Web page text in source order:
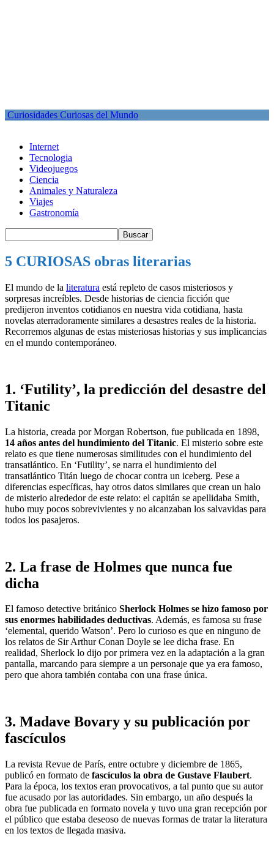
Curiosidades Curiosas del Mundo
Internet
Tecnologia
Videojuegos
Ciencia
Animales y Naturaleza
Viajes
Gastronomía
5 CURIOSAS obras literarias
El mundo de la literatura está repleto de casos misteriosos y
sorpresas increíbles. Desde historias de ciencia ficción que
predijeron inventos cotidianos en nuestra vida cotidiana, hasta
novelas aterradoramente similares a desastres reales de la historia.
Recorremos algunas de estas misteriosas historias y sus implicancias
en el mundo contemporáneo.
1. ‘Futility’, la predicción del desastre del
Titanic
La historia, creada por Morgan Robertson, fue publicada en 1898,
14 años antes del hundimiento del Titanic. El misterio sobre este
relato es que tiene numerosas similitudes con el hundimiento del
transatlántico. En ‘Futility’, se narra el hundimiento del
transatlántico Titán luego de chocar contra un iceberg. Pese a
diferencias específicas, hay otros datos similares que crean un halo
de misterio alrededor de este relato: el capitán se apellidaba Smith,
hubo muy pocos sobrevivientes y no alcanzaban los salvavidas para
todos los pasajeros.
2. La frase de Holmes que nunca fue
dicha
El famoso detective británico Sherlock Holmes se hizo famoso por
sus enormes habilidades deductivas. Además, es famosa su frase
‘elemental, querido Watson’. Pero lo curioso es que en ninguno de
los relatos de Sir Arthur Conan Doyle se lee dicha frase. En
realidad, Sherlock lo dijo por primera vez en la adaptación a la gran
pantalla, marcando para siempre a un personaje que ya era famoso,
pero que ahora también contaba con una frase única.
3. Madave Bovary y su publicación por
fascículos
La revista Revue de París, entre octubre y diciembre de 1865,
publicó en formato de fascículos la obra de Gustave Flaubert.
Para la época, los textos eran provocativos, a tal punto que su autor
fue acusado por las autoridades. Sin embargo, un año después la
obra fue publicada en formato novela y tuvo una gran recepción por
el público que estaba deseoso de nuevas formas de tratar la literatura
en los textos de llegada masiva.